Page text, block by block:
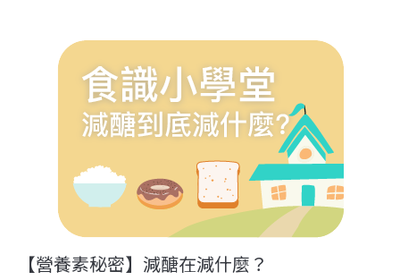
【營養素秘密】減醣在減什麼？